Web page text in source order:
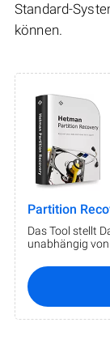
Standard-
können.
Partition
Das Tool stellt
unabhängig